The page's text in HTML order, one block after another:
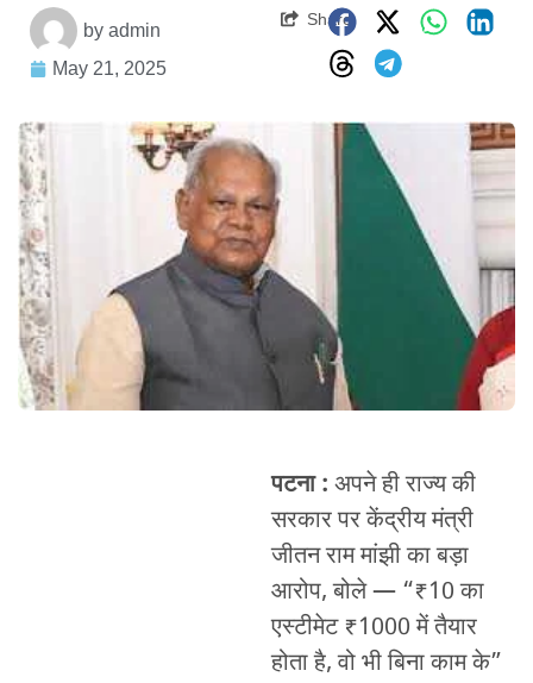
by admin
May 21, 2025
Share
पटना : अपने ही राज्य की
सरकार पर केंद्रीय मंत्री
जीतन राम मांझी का बड़ा
आरोप, बोले — “₹10 का
एस्टीमेट ₹1000 में तैयार
होता है, वो भी बिना काम के”